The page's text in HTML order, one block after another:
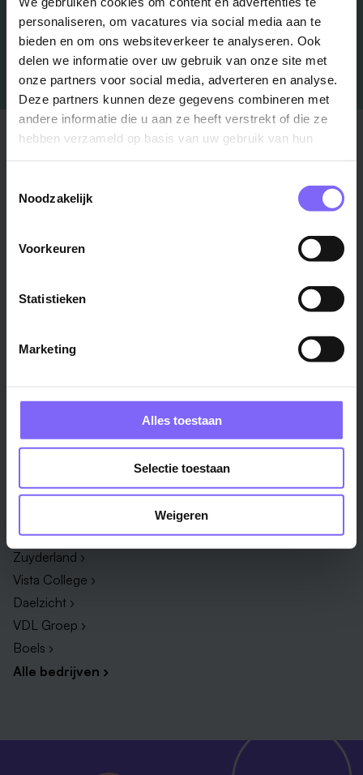
personaliseren, om vacatures via social media aan te
bieden en om ons websiteverkeer te analyseren. Ook
delen we informatie over uw gebruik van onze site met
onze partners voor social media, adverteren en analyse.
Deze partners kunnen deze gegevens combineren met
andere informatie die u aan ze heeft verstrekt of die ze
hebben verzameld op basis van uw gebruik van hun
Noodzakelijk
Voorkeuren
Statistieken
Marketing
Alles toestaan
Selectie toestaan
Weigeren
Stad
Venlo ›
Regio
ICT ›
Productiemedewerker ›
Zuyderland ›
Vista College ›
Daelzicht ›
VDL Groep ›
Boels ›
Alle bedrijven ›